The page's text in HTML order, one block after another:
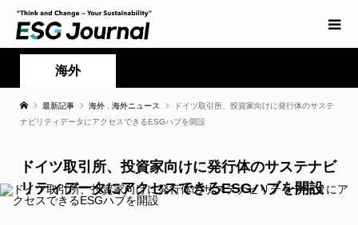
海外
最新記事 海外 海外ニュース
ドイツ取引所、投資家向けに発行体のサステ
ナビリティデータにアクセスできるESGハブを開設
ドイツ取引所、投資家向けに発行体のサステナビ
リティデータにアクセスできるESGハブを開設